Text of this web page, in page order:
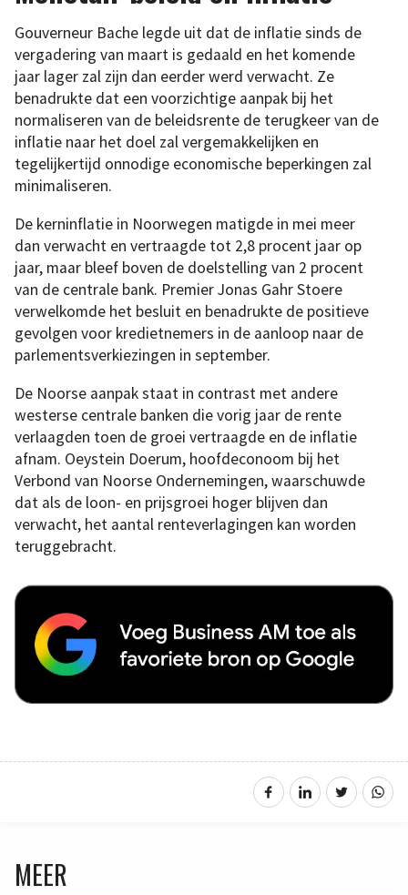
Gouverneur Bache legde uit dat de inflatie sinds de
vergadering van maart is gedaald en het komende
jaar lager zal zijn dan eerder werd verwacht. Ze
benadrukte dat een voorzichtige aanpak bij het
normaliseren van de beleidsrente de terugkeer van de
inflatie naar het doel zal vergemakkelijken en
tegelijkertijd onnodige economische beperkingen zal
minimaliseren.
De kerninflatie in Noorwegen matigde in mei meer
dan verwacht en vertraagde tot 2,8 procent jaar op
jaar, maar bleef boven de doelstelling van 2 procent
van de centrale bank. Premier Jonas Gahr Stoere
verwelkomde het besluit en benadrukte de positieve
gevolgen voor kredietnemers in de aanloop naar de
parlementsverkiezingen in september.
De Noorse aanpak staat in contrast met andere
westerse centrale banken die vorig jaar de rente
verlaagden toen de groei vertraagde en de inflatie
afnam. Oeystein Doerum, hoofdeconoom bij het
Verbond van Noorse Ondernemingen, waarschuwde
dat als de loon- en prijsgroei hoger blijven dan
verwacht, het aantal renteverlagingen kan worden
teruggebracht.
MEER